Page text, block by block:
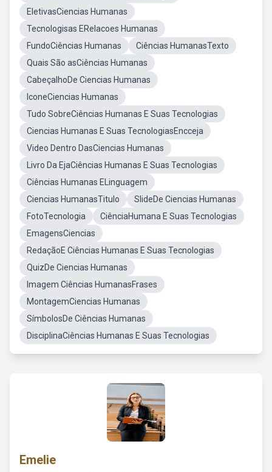
EletivasCiencias Humanas
Tecnologisas ERelacoes Humanas
FundoCiências Humanas
Ciências HumanasTexto
Quais São asCiências Humanas
CabeçalhoDe Ciencias Humanas
IconeCiencias Humanas
Tudo SobreCiências Humanas E Suas Tecnologias
Ciencias Humanas E Suas TecnologiasEncceja
Video Dentro DasCiencias Humanas
Livro Da EjaCiências Humanas E Suas Tecnologias
Ciências Humanas ELinguagem
Ciencias HumanasTitulo
SlideDe Ciencias Humanas
FotoTecnologia
CiênciaHumana E Suas Tecnologias
EmagensCiencias
RedaçãoE Ciências Humanas E Suas Tecnologias
QuizDe Ciencias Humanas
Imagem Ciências HumanasFrases
MontagemCiencias Humanas
SímbolosDe Ciências Humanas
DisciplinaCiências Humanas E Suas Tecnologias
Emelie